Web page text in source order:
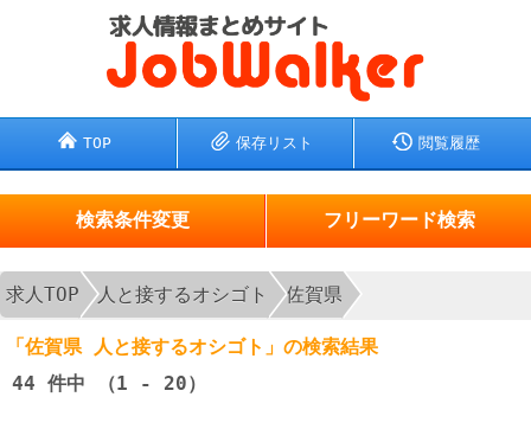
TOP 保存リスト 閲覧履歴
検索条件変更 フリーワード検索
求人TOP 人と接するオシゴト 佐賀県
「佐賀県 人と接するオシゴト」の検索結果
44 件中 （1 - 20）